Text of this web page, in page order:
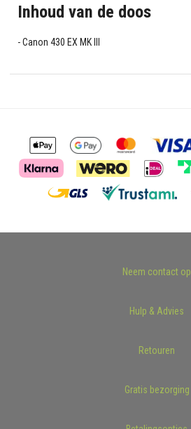
Inhoud van de doos
Canon 430 EX MK III
Neem contact op
Hulp & Advies
Retouren
Gratis bezorging